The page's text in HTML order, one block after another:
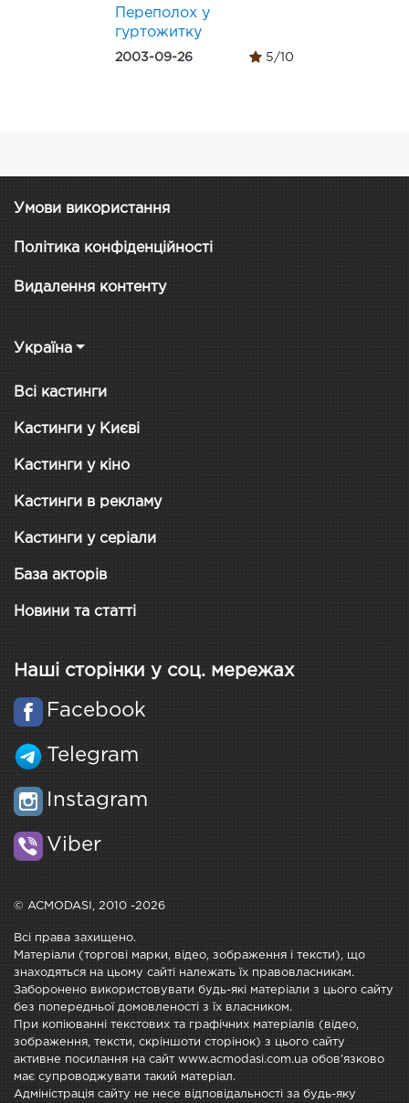
Переполох у
гуртожитку
2003-09-26 5/10
Умови використання
Політика конфіденційності
Видалення контенту
Україна
Всі кастинги
Кастинги у Києві
Кастинги у кіно
Кастинги в рекламу
Кастинги у серіали
База акторів
Новини та статті
Наші сторінки у соц. мережах
Facebook
Telegram
Instagram
Viber
© ACMODASI, 2010 -2026
Всі права захищено.
Матеріали (торгові марки, відео, зображення і тексти), що
знаходяться на цьому сайті належать їх правовласникам.
Заборонено використовувати будь-які матеріали з цього сайту
без попередньої домовленості з їх власником.
При копіюванні текстових та графічних матеріалів (відео,
зображення, тексти, скріншоти сторінок) з цього сайту
активне посилання на сайт www.acmodasi.com.ua обов'язково
має супроводжувати такий матеріал.
Адміністрація сайту не несе відповідальності за будь-яку